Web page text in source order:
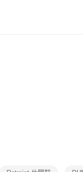
」】
服務後，再付款。
帳流程】
先享後付」後，將跳轉
將收到繳費通知簡訊。
14天內，點擊此簡訊中的連
方式進行付款，方視為交易
先享後付 」之結帳頁
取消欲退款等相關疑問，請
netprotections.freshdesk.com/
含以上)免運費
含以上)免運費
含以上)免運費